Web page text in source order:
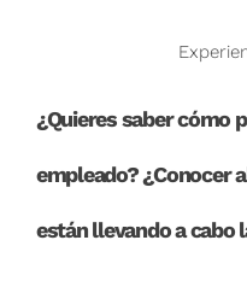
¿Quieres saber cómo
empleado? ¿Conocer
están llevando a cabo